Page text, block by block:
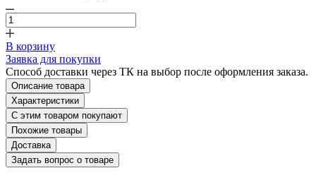
В корзину
Заявка для покупки
Способ доставки через ТК на выбор после оформления заказа.
Описание товара
Характеристики
С этим товаром покупают
Похожие товары
Доставка
Задать вопрос о товаре